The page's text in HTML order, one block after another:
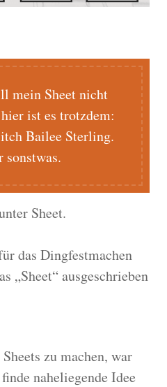
mein Sheet nicht
ist es trotzdem:
Bailee Sterling.
sonstwas.
Sheet.
das Dingfestmachen
„Sheet“ ausgeschrieben
zu machen, war
naheliegende Idee